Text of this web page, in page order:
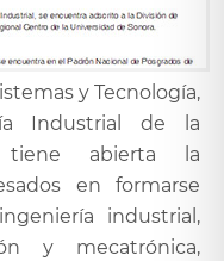
y Tecnología,
Industrial de la
tiene abierta la
en formarse
industrial,
y mecatrónica,